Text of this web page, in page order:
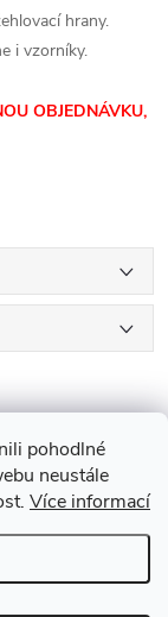
pohodlné
neustále
Více informací
hrany.
i vzorníky.
OBJEDNÁVKU,
vyhrazena.